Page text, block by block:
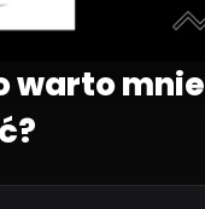
warto mnie